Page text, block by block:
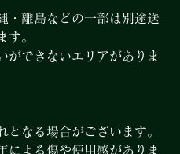
・離島などの一部は別途送
す。
ができないエリアがありま
となる場合がございます。
による傷や使用感がありま